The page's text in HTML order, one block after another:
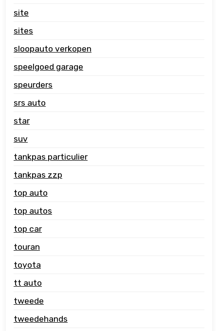
site
sites
sloopauto verkopen
speelgoed garage
speurders
srs auto
star
suv
tankpas particulier
tankpas zzp
top auto
top autos
top car
touran
toyota
tt auto
tweede
tweedehands